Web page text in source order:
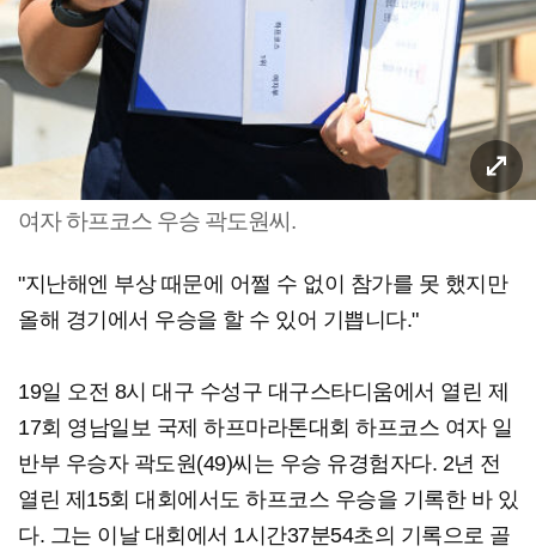
여자 하프코스 우승 곽도원씨.
"지난해엔 부상 때문에 어쩔 수 없이 참가를 못 했지만
올해 경기에서 우승을 할 수 있어 기쁩니다."
19일 오전 8시 대구 수성구 대구스타디움에서 열린 제
17회 영남일보 국제 하프마라톤대회 하프코스 여자 일
반부 우승자 곽도원(49)씨는 우승 유경험자다. 2년 전
열린 제15회 대회에서도 하프코스 우승을 기록한 바 있
다. 그는 이날 대회에서 1시간37분54초의 기록으로 골